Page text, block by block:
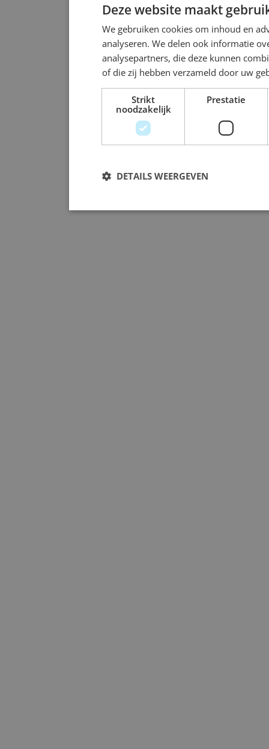
Deze website maakt
We gebruiken cookies om inhoud en
analyseren. We delen ook informatie
analysepartners, die deze kunnen
of die zij hebben verzameld door uw
Strikt
noodzakelijk
Prestatie
DETAILS WEERGEVEN